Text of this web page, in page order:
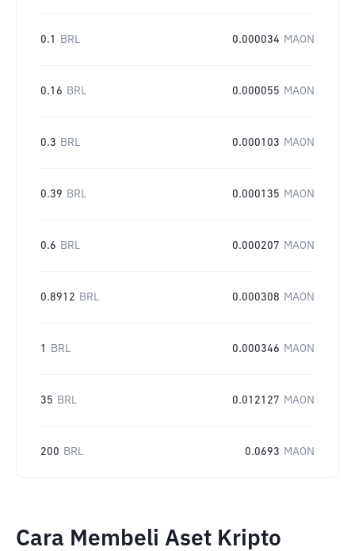
0.1 BRL 0.000034 MAON
0.16 BRL 0.000055 MAON
0.3 BRL 0.000103 MAON
0.39 BRL 0.000135 MAON
0.6 BRL 0.000207 MAON
0.8912 BRL 0.000308 MAON
1 BRL 0.000346 MAON
35 BRL 0.012127 MAON
200 BRL 0.0693 MAON
Cara Membeli Aset Kripto